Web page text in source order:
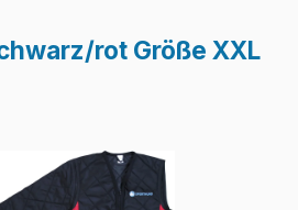
rot Größe XXL